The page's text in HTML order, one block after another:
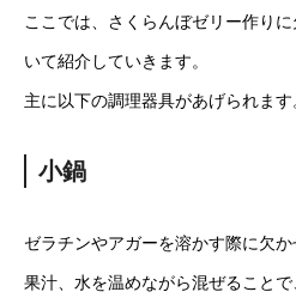
ここでは、さくらんぼゼリー作り
いて紹介していきます。
主に以下の調理器具があげられます
小鍋
ゼラチンやアガーを溶かす際に欠
果汁、水を温めながら混ぜること